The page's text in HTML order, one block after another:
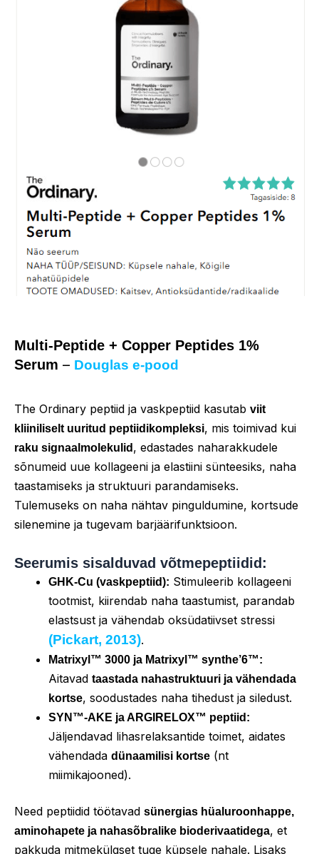
Multi-Peptide + Copper Peptides 1%
Serum – Douglas e-pood
The Ordinary peptiid ja vaskpeptiid kasutab viit
kliiniliselt uuritud peptiidikompleksi, mis toimivad kui
raku signaalmolekulid , edastades naharakkudele
sõnumeid uue kollageeni ja elastiini sünteesiks, naha
taastamiseks ja struktuuri parandamiseks.
Tulemuseks on naha nähtav pinguldumine, kortsude
silenemine ja tugevam barjäärifunktsioon.
Seerumis sisalduvad võtmepeptiidid:
GHK-Cu (vaskpeptiid): Stimuleerib kollageeni
tootmist, kiirendab naha taastumist, parandab
elastsust ja vähendab oksüdatiivset stressi
(Pickart, 2013).
Matrixyl™ 3000 ja Matrixyl™ synthe’6™:
Aitavad taastada nahastruktuuri ja vähendada
kortse, soodustades naha tihedust ja siledust.
SYN™-AKE ja ARGIRELOX™ peptiid:
Jäljendavad lihasrelaksantide toimet, aidates
vähendada dünaamilisi kortse (nt
miimikajooned).
Need peptiidid töötavad sünergias hüaluroonhappe,
aminohapete ja nahasõbralike bioderivaatidega, et
pakkuda mitmekülgset tuge küpsele nahale. Lisaks